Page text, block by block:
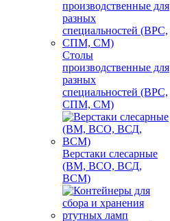
Столы
производственные для
разных
специальностей (ВРС,
СПМ, СМ)
Верстаки слесарные
(ВМ, ВСО, ВСД,
ВСМ)